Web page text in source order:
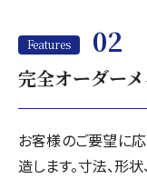
Features 02
完全オーダー
お客様のご要望に
造します。寸法、形